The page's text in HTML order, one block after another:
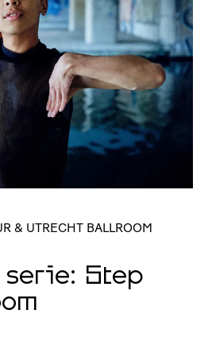
& UTRECHT BALLROOM
serie: Step